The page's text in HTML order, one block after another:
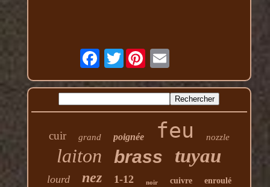
Twitter
cuir grand poignée feu nozzle
laiton brass tuyau
lourd nez 1-12 noir cuivre enroulé